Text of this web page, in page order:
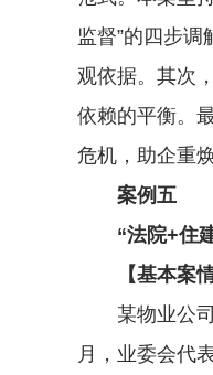
监督”的四步
观依据。其次
依赖的平衡。
危机，助企重
案例五
“法院+住建
【基本案情
某物业公司
月，业委会代